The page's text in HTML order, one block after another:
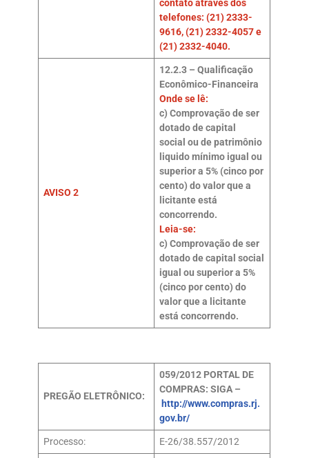
contato através dos
telefones: (21) 2333-
9616, (21) 2332-4057 e
(21) 2332-4040.
AVISO 2
12.2.3 – Qualificação
Econômico-Financeira
Onde se lê:
c) Comprovação de ser
dotado de capital
social ou de patrimônio
liquido mínimo igual ou
superior a 5% (cinco por
cento) do valor que a
licitante está
concorrendo.
Leia-se:
c) Comprovação de ser
dotado de capital social
igual ou superior a 5%
(cinco por cento) do
valor que a licitante
está concorrendo.
PREGÃO ELETRÔNICO:
059/2012 PORTAL DE
COMPRAS: SIGA –
http://www.compras.rj.
gov.br/
Processo: E-26/38.557/2012